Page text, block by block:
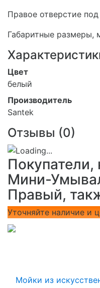
Правое отверстие
Габаритные размеры,
Цвет
белый
Производитель
Santek
Отзывы (0)
Мини-
Правый,
Уточняйте наличие и